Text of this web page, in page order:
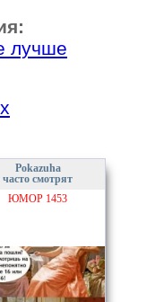
лучше
Pokazuha
часто смотрят
ЮМОР 1453